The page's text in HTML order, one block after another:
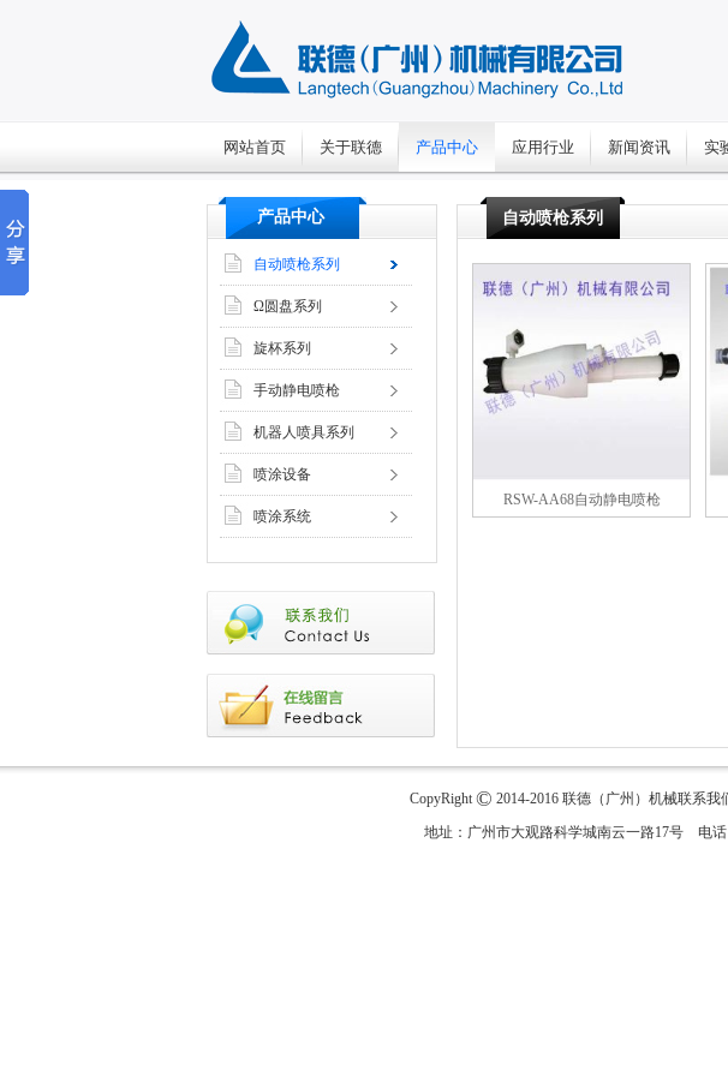
网站首页 关于联德 产品中心 应用行业 新闻资讯 实
产品中心
自动喷枪系列
Ω圆盘系列
旋杯系列
手动静电喷枪
机器人喷具系列
喷涂设备
喷涂系统
自动喷枪系列
RSW-AA68自动静电喷枪
CopyRight © 2014-2016 联德（广州）机械联系我
地址：广州市大观路科学城南云一路17号 电话